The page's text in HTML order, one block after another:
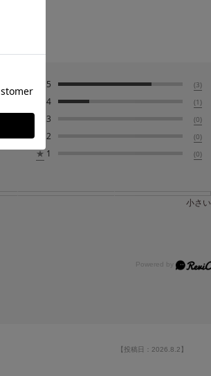
5 (3)
4 (1)
3 (0)
2 (0)
★ 1 (0)
小さい
【投稿日：2026.8.2】